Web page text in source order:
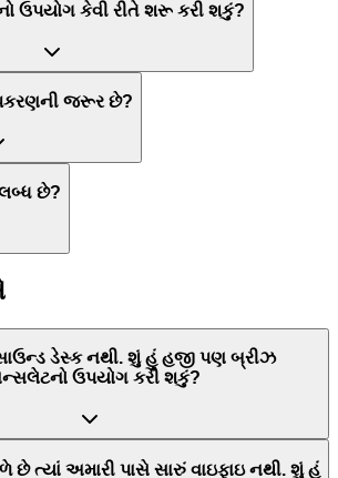
ઉપયોગ કેવી રીતે શરૂ કરી શકું?
જરૂર છે?
છે?
ડેસ્ક નથી. શું હું હજી પણ બ્રીઝ
ઉપયોગ કરી શકું?
છે ત્યાં અમારી પાસે સારું વાઇફાઇ નથી. શું હું